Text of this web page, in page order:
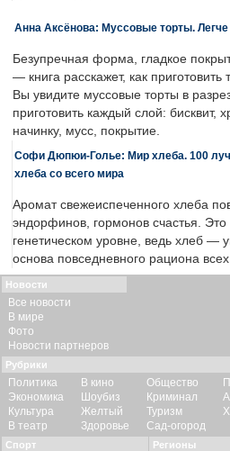
Анна Аксёнова: Муссовые торты. Легче
Безупречная форма, гладкое
— книга расскажет, как
Вы увидите муссовые торты в
приготовить каждый слой: бисквит,
начинку, мусс, покрытие.
Софи Дюпюи-Голье: Мир хлеба. 100
хлеба со всего мира
Аромат свежеиспеченного хлеба
эндорфинов, гормонов счастья. Это
генетическом уровне, ведь хлеб —
основа повседневного рациона
Новости
Все новости
В мире
Фото
Новости партнеров
Рубрики
Политика
Экономика
Культура
В театр
В кино
Шоубиз
Желтый
Здоровье
Общество
Криминал
Туризм
Сад-огород
Спорт Регионы